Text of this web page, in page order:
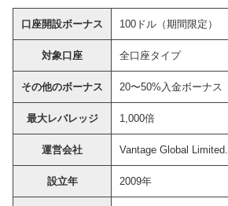
口座開設ボーナス 100ドル（期間限定）
対象口座 全口座タイプ
その他のボーナス 20〜50%入金ボーナス
最大レバレッジ 1,000倍
運営会社 Vantage Global Limited.
設立年 2009年